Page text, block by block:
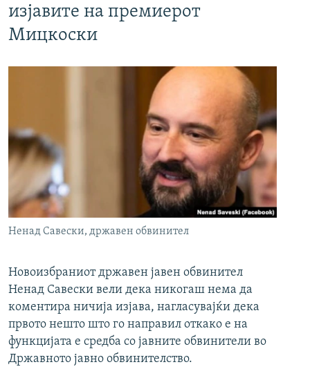
изјавите на премиерот
Мицкоски
Ненад Савески, државен обвинител
Новоизбраниот државен јавен обвинител
Ненад Савески вели дека никогаш нема да
коментира ничија изјава, нагласувајќи дека
првото нешто што го направил откако е на
функцијата е средба со јавните обвинители во
Државното јавно обвинителство.